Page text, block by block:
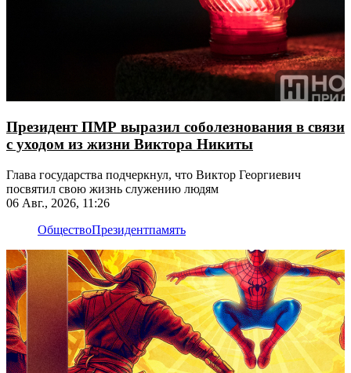
Президент ПМР выразил соболезнования в связи
с уходом из жизни Виктора Никиты
Глава государства подчеркнул, что Виктор Георгиевич
посвятил свою жизнь служению людям
06 Авг., 2026, 11:26
ОбществоПрезидентпамять